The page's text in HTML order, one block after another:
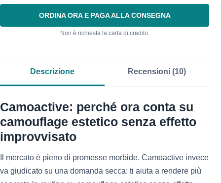
ORDINA ORA E PAGA ALLA CONSEGNA
Non è richiesta la carta di credito.
Descrizione Recensioni (10)
Camoactive: perché ora conta su
camouflage estetico senza effetto
improvvisato
Il mercato è pieno di promesse morbide. Camoactive invece
va giudicato su una domanda secca: ti aiuta a rendere più